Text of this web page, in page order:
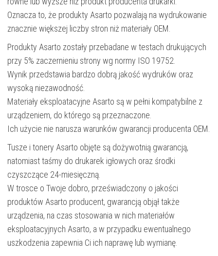
Oznacza to, że produkty Asarto pozwalają na wydrukowanie
znacznie większej liczby stron niż materiały OEM.
Produkty Asarto zostały przebadane w testach drukujących
przy 5% zaczernieniu strony wg normy ISO 19752.
Wynik przedstawia bardzo dobrą jakość wydruków oraz
wysoką niezawodność.
Materiały eksploatacyjne Asarto są w pełni kompatybilne z
urządzeniem, do którego są przeznaczone.
Ich użycie nie narusza warunków gwarancji producenta OEM.
Tusze i tonery Asarto objęte są dożywotnią gwarancją,
natomiast taśmy do drukarek igłowych oraz środki
czyszczące 24-miesięczną.
W trosce o Twoje dobro, przeświadczony o jakości
produktów Asarto producent, gwarancją objął także
urządzenia, na czas stosowania w nich materiałów
eksploatacyjnych Asarto, a w przypadku ewentualnego
uszkodzenia zapewnia Ci ich naprawę lub wymianę.